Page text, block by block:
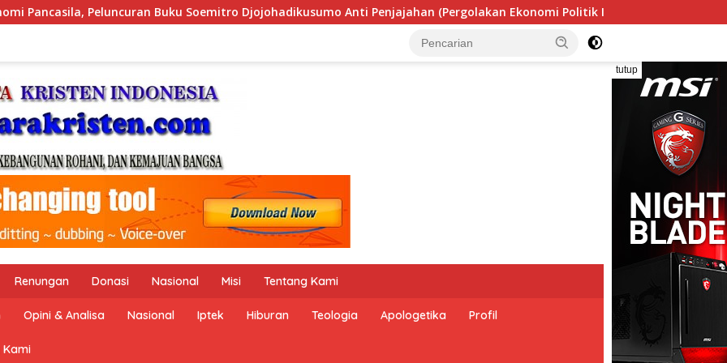
Djojohadikusumo Anti Penjajahan (Pergolakan Ekonomi Politik Indonesia) & Simposium Nasional “Urgensi Undang-
tutup
Renungan Donasi Nasional Misi Tentang Kami
Opini & Analisa Nasional Iptek Hiburan Teologia Apologetika Profil
Kami